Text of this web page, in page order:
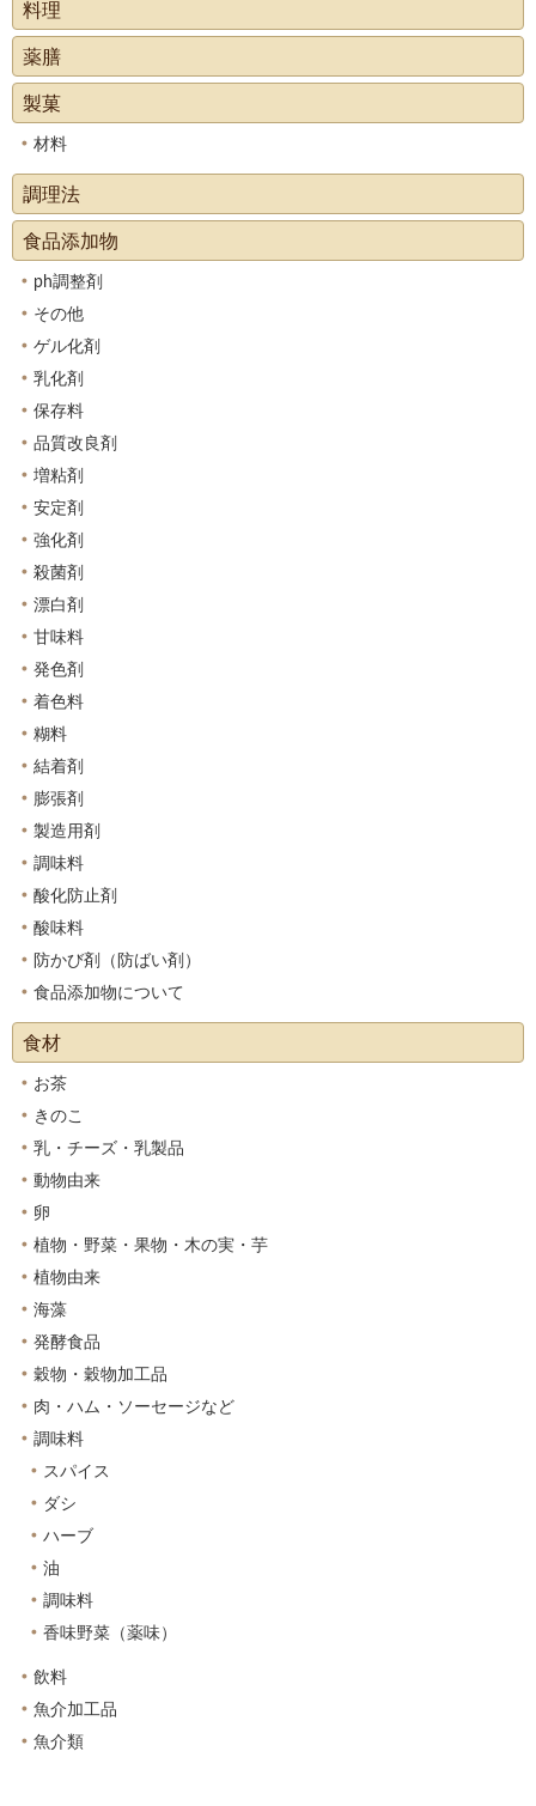
料理
薬膳
製菓
材料
調理法
食品添加物
ph調整剤
その他
ゲル化剤
乳化剤
保存料
品質改良剤
増粘剤
安定剤
強化剤
殺菌剤
漂白剤
甘味料
発色剤
着色料
糊料
結着剤
膨張剤
製造用剤
調味料
酸化防止剤
酸味料
防かび剤（防ばい剤）
食品添加物について
食材
お茶
きのこ
乳・チーズ・乳製品
動物由来
卵
植物・野菜・果物・木の実・芋
植物由来
海藻
発酵食品
穀物・穀物加工品
肉・ハム・ソーセージなど
調味料
スパイス
ダシ
ハーブ
油
調味料
香味野菜（薬味）
飲料
魚介加工品
魚介類